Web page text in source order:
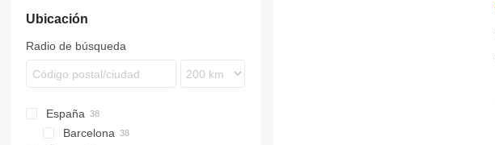
FMX
Ubicación
Radio de búsqueda
España
Barcelona